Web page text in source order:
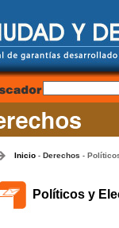
Inicio- Derechos -
Políticos y